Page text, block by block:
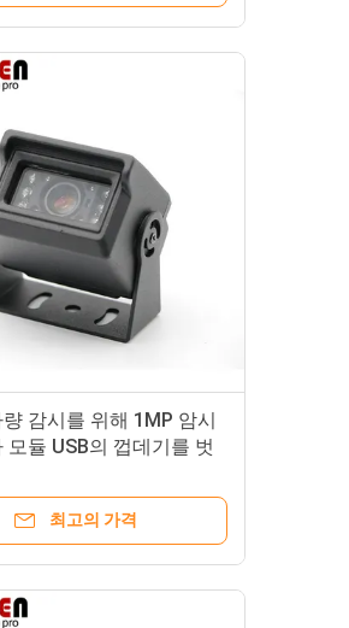
감시를 위해 1MP 암시
모듈 USB의 껍데기를 벗
최고의 가격